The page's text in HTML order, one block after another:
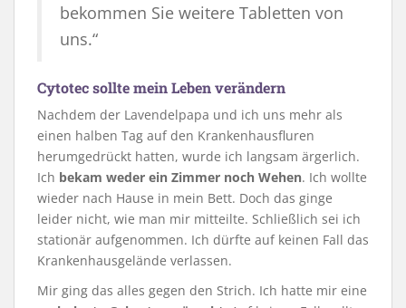
bekommen Sie weitere Tabletten von
uns.“
Cytotec sollte mein Leben verändern
Nachdem der Lavendelpapa und ich uns mehr als
einen halben Tag auf den Krankenhausfluren
herumgedrückt hatten, wurde ich langsam ärgerlich.
Ich bekam weder ein Zimmer noch Wehen. Ich wollte
wieder nach Hause in mein Bett. Doch das ginge
leider nicht, wie man mir mitteilte. Schließlich sei ich
stationär aufgenommen. Ich dürfte auf keinen Fall das
Krankenhausgelände verlassen.
Mir ging das alles gegen den Strich. Ich hatte mir eine